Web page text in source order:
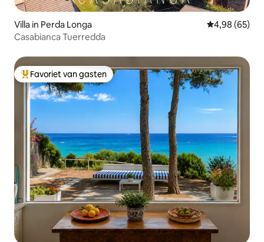
Villa in Perda Longa Gemiddelde
4,98 (65)
Casabianca Tuerredda
Topfavoriet van gasten
Favoriet van gasten